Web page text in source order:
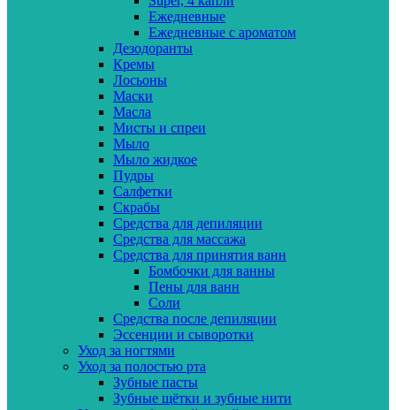
Ежедневные
Ежедневные с ароматом
Дезодоранты
Кремы
Лосьоны
Маски
Масла
Мисты и спреи
Мыло
Мыло жидкое
Пудры
Салфетки
Скрабы
Средства для депиляции
Средства для массажа
Средства для принятия ванн
Бомбочки для ванны
Пены для ванн
Соли
Средства после депиляции
Эссенции и сыворотки
Уход за ногтями
Уход за полостью рта
Зубные пасты
Зубные щётки и зубные нити